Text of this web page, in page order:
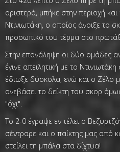
αριστερά, μπήκε στην περιοχή
Ντινιωτάκη, ο οποίος άνοιξε το
προσωπικό του τέρμα στο
Στην επανάληψη οι δύο ομάδες
έγινε απειλητική με το
έδιωξε δύσκολα, ενώ και ο Ζέλο
ανεβάσει το δείκτη του σκορ
"όχι".
Το 2-0 έγραψε εν τέλει ο
σέντραρε και ο παίκτης μας από
στείλει τη μπάλα στα δίχτυα!